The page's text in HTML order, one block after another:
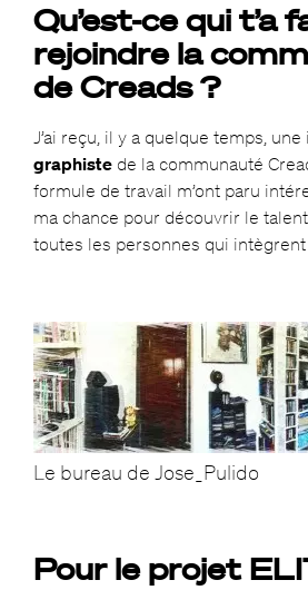
Qu’est-ce qui t’a
rejoindre la
de Creads ?
J’ai reçu, il y a quelque temps,
graphistede la communauté
formule de travail m’ont paru
ma chance pour découvrir le
toutes les personnes qui
Le bureau de Jose_Pulido
Pour le projet